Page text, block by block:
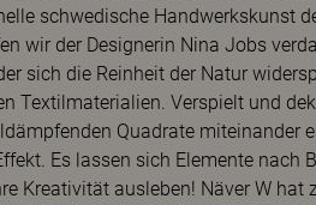
schwedische Handwerkskunst
wir der Designerin Nina Jobs
sich die Reinheit der Natur
Textilmaterialien. Verspielt und
Quadrate miteinander
Es lassen sich Elemente nach
Kreativität ausleben! Näver W hat